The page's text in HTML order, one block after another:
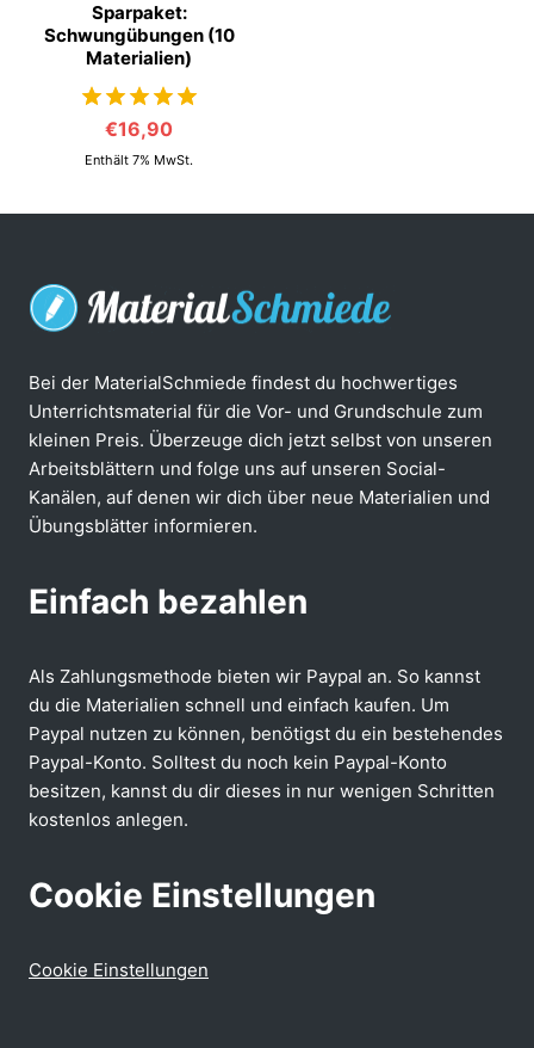
Sparpaket:
Schwungübungen (10
Materialien)
von 5
€16,90
Enthält 7% MwSt.
Bei der MaterialSchmiede findest du hochwertiges
Unterrichtsmaterial für die Vor- und Grundschule zum
kleinen Preis. Überzeuge dich jetzt selbst von unseren
Arbeitsblättern und folge uns auf unseren Social-
Kanälen, auf denen wir dich über neue Materialien und
Übungsblätter informieren.
Einfach bezahlen
Als Zahlungsmethode bieten wir Paypal an. So kannst
du die Materialien schnell und einfach kaufen. Um
Paypal nutzen zu können, benötigst du ein bestehendes
Paypal-Konto. Solltest du noch kein Paypal-Konto
besitzen, kannst du dir dieses in nur wenigen Schritten
kostenlos anlegen.
Cookie Einstellungen
Cookie Einstellungen